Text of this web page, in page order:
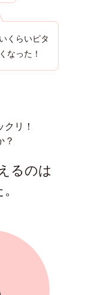
くらいピタ
なった！
リ！
？
るのは